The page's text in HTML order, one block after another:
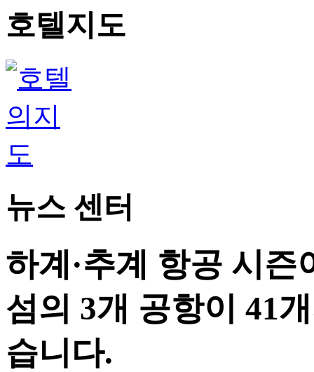
호텔지도
뉴스 센터
하계·추계 항공 시
섬의 3개 공항이 41
습니다.